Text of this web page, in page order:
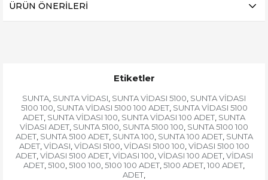
ÜRÜN ÖNERILERI
Etiketler
SUNTA, SUNTA VİDASI, SUNTA VİDASI 5100, SUNTA VİDASI
5100 100, SUNTA VİDASI 5100 100 ADET, SUNTA VİDASI 5100
ADET, SUNTA VİDASI 100, SUNTA VİDASI 100 ADET, SUNTA
VİDASI ADET, SUNTA 5100, SUNTA 5100 100, SUNTA 5100 100
ADET, SUNTA 5100 ADET, SUNTA 100, SUNTA 100 ADET, SUNTA
ADET, VİDASI, VİDASI 5100, VİDASI 5100 100, VİDASI 5100 100
ADET, VİDASI 5100 ADET, VİDASI 100, VİDASI 100 ADET, VİDASI
ADET, 5100, 5100 100, 5100 100 ADET, 5100 ADET, 100 ADET,
ADET,